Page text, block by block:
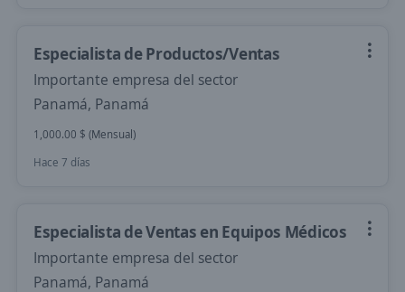
Especialista de Productos/Ventas
Importante empresa del sector
Panamá, Panamá
1,000.00 $ (Mensual)
Hace 7 días
Especialista de Ventas en Equipos Médicos
Importante empresa del sector
Panamá, Panamá